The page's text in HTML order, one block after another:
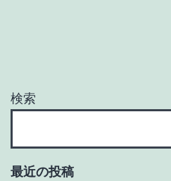
ョ
検索
最近の投稿